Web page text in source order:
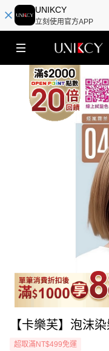
UNIKCY
立刻使用官方APP
【卡樂芙】泡沫
超取滿NT$499免運